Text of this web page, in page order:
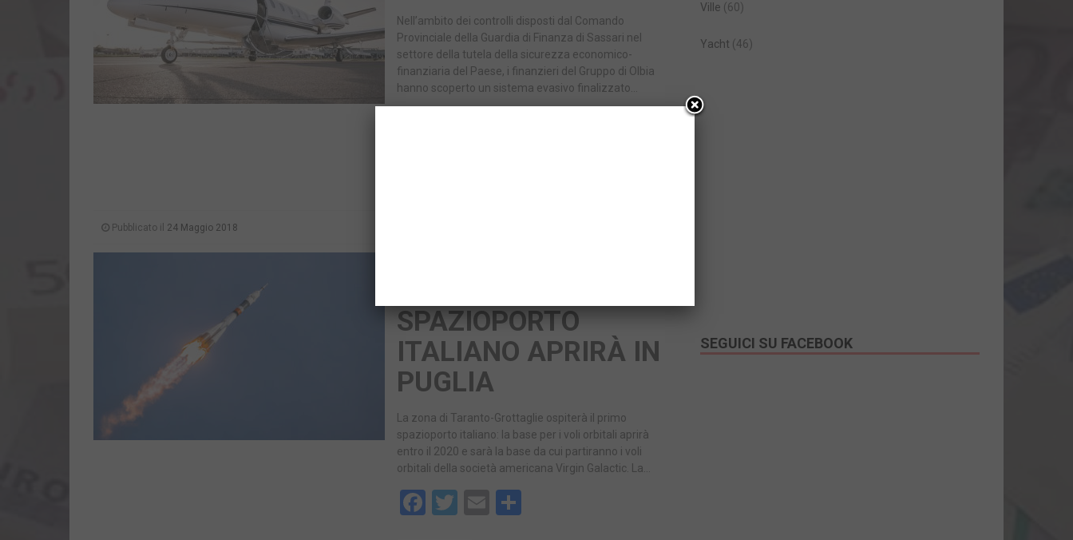
Nell’ambito dei controlli disposti dal Comando
Provinciale della Guardia di Finanza di Sassari nel
settore della tutela della sicurezza economico-
finanziaria del Paese, i finanzieri del Gruppo di Olbia
hanno scoperto un sistema evasivo finalizzato…
Pubblicato il 24 Maggio 2018
SPAZIOPORTO
ITALIANO APRIRÀ IN
PUGLIA
La zona di Taranto-Grottaglie ospiterà il primo
spazioporto italiano: la base per i voli orbitali aprirà
entro il 2020 e sarà la base da cui partiranno i voli
orbitali della società americana Virgin Galactic. La…
Facebook
TwitterEmail
Ville (60)
Yacht (46)
SEGUICI SU FACEBOOK